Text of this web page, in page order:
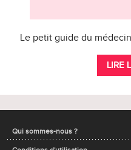
Le petit guide du
LIRE
Qui sommes-nous ?